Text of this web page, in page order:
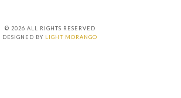
© 2026 ALL RIGHTS RESERVED
DESIGNED BY LIGHT MORANGO